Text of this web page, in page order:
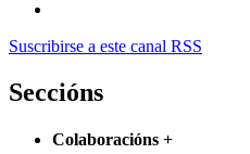
Suscribirse a este canal RSS
Seccións
Colaboracións +